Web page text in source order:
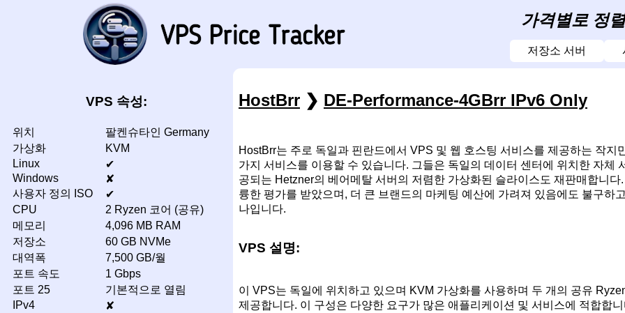
가격별로 정
저장소 서버
VPS 속성:
위치
팔켄슈타인 Germany
가상화
KVM
Linux
✔
Windows
✘
사용자 정의 ISO
✔
CPU
2 Ryzen 코어 (공유)
메모리
4,096 MB RAM
저장소
60 GB NVMe
대역폭
7,500 GB/월
포트 속도
1 Gbps
포트 25
기본적으로 열림
IPv4
✘
HostBrr ❯ DE-Performance-4GBrr IPv6 Only
HostBrr는 주로 독일과 핀란드에서 VPS 및 웹 호스팅 서비스를 제공하는 작
가지 서비스를 이용할 수 있습니다. 그들은 독일의 데이터 센터에 위치한 자체
공되는 Hetzner의 베어메탈 서버의 저렴한 가상화된 슬라이스도 재판매합니
륭한 평가를 받았으며, 더 큰 브랜드의 마케팅 예산에 가려져 있음에도 불구하
나입니다.
VPS 설명:
이 VPS는 독일에 위치하고 있으며 KVM 가상화를 사용하며 두 개의 공유
제공합니다. 이 구성은 다양한 요구가 많은 애플리케이션 및 서비스에 적합합니